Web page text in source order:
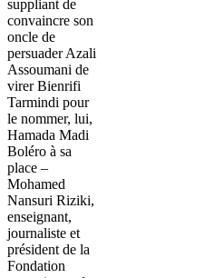
suppliant de
convaincre son
oncle de
persuader Azali
Assoumani de
virer Bienrifi
Tarmindi pour
le nommer, lui,
Hamada Madi
Boléro à sa
place –
Mohamed
Nansuri Riziki,
enseignant,
journaliste et
président de la
Fondation